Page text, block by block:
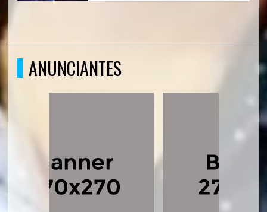
ANUNCIANTES